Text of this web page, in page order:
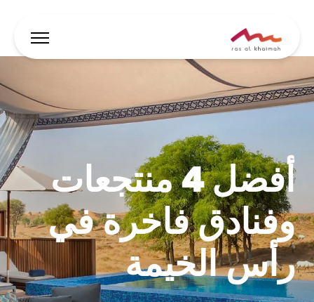
العروض
أين تقيم
أبرز الفعاليات والأنشطة
خطط لرحلتك
🇸🇦
AR الفعاليات يبحث
أفضل 4 منتجعات
وفنادق فاخرة في
رأس الخيمة